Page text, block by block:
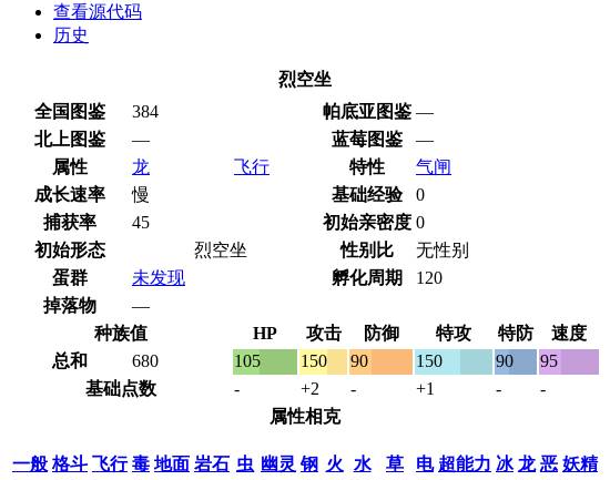
查看源代码
历史
烈空坐
全国图鉴
384 帕底亚图鉴 —
北上图鉴
— 蓝莓图鉴
—
属性
龙 飞行 特性
气闸
成长速率
慢 基础经验
0
捕获率
45 初始亲密度 0
初始形态
烈空坐 性别比
无性别
蛋群
未发现 孵化周期
120
掉落物
—
种族值
HP 攻击 防御 特攻 特防
速度
总和
680 105 150 90 150 90
95
基础点数
- +2 - +1 -
-
属性相克
一般 格斗 飞行 毒 地面 岩石 虫 幽灵 钢 火 水 草 电 超能力 冰 龙 恶 妖精